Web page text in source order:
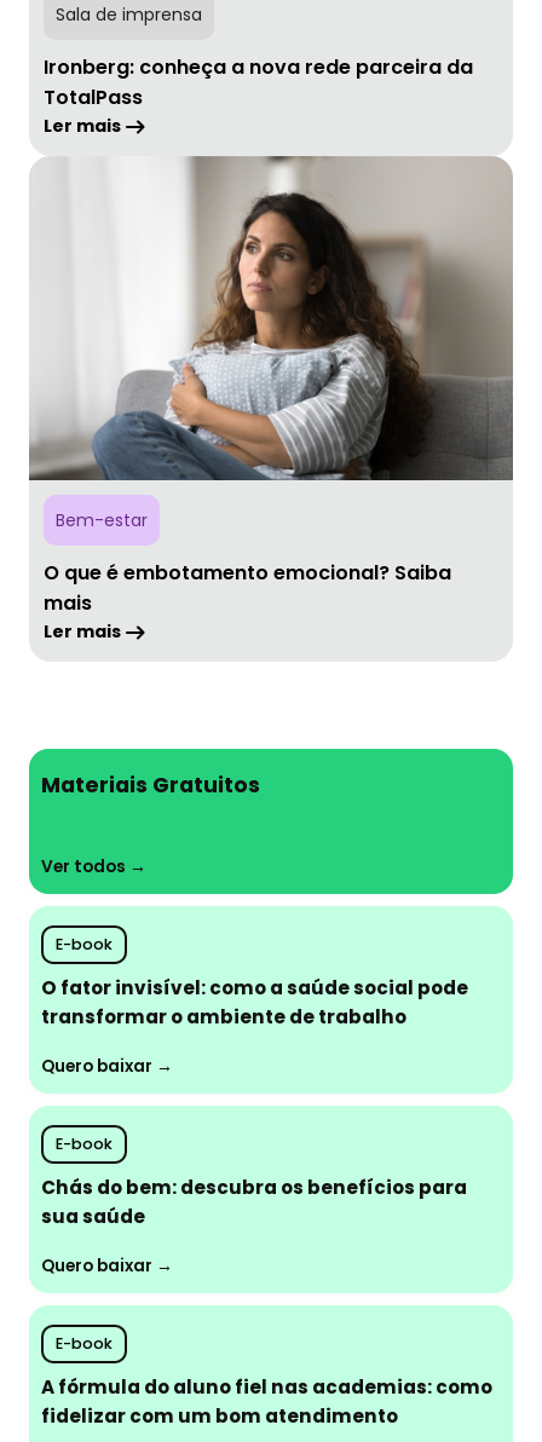
Sala de imprensa
Ironberg: conheça a nova rede parceira da
TotalPass
Ler mais
Bem-estar
O que é embotamento emocional? Saiba
mais
Ler mais
Materiais Gratuitos
Ver todos →
E-book
O fator invisível: como a saúde social pode
transformar o ambiente de trabalho
Quero baixar →
E-book
Chás do bem: descubra os benefícios para
sua saúde
Quero baixar →
E-book
A fórmula do aluno fiel nas academias: como
fidelizar com um bom atendimento